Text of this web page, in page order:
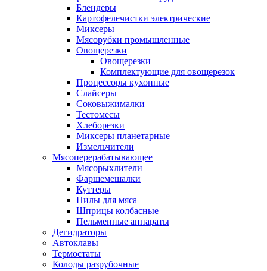
Блендеры
Картофелечистки электрические
Миксеры
Мясорубки промышленные
Овощерезки
Овощерезки
Комплектующие для овощерезок
Процессоры кухонные
Слайсеры
Соковыжималки
Тестомесы
Хлеборезки
Миксеры планетарные
Измельчители
Мясоперерабатывающее
Мясорыхлители
Фаршемешалки
Куттеры
Пилы для мяса
Шприцы колбасные
Пельменные аппараты
Дегидраторы
Автоклавы
Термостаты
Колоды разрубочные